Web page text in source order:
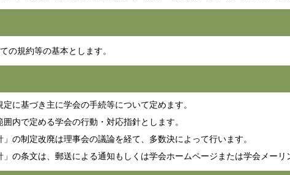
の規約等の基本とします。
定に基づき主に学会の手続等について定めます。
囲内で定める学会の行動・対応指針とします。
」の制定改廃は理事会の議論を経て、多数決によって行います。
」の条文は、郵送による通知もしくは学会ホームページまたは学会メー